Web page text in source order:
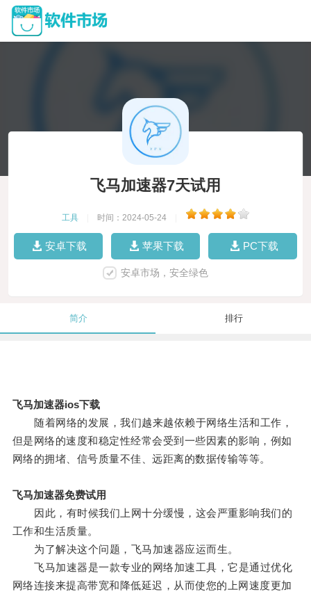
飞马加速器7天试用
工具 时间：2024-05-24
安卓下载 苹果下载 PC下载
安卓市场，安全绿色
简介 排行
飞马加速器ios下载
随着网络的发展，我们越来越依赖于网络生活和工作，
但是网络的速度和稳定性经常会受到一些因素的影响，例如
网络的拥堵、信号质量不佳、远距离的数据传输等等。
飞马加速器免费试用
因此，有时候我们上网十分缓慢，这会严重影响我们的
工作和生活质量。
为了解决这个问题，飞马加速器应运而生。
飞马加速器是一款专业的网络加速工具，它是通过优化
网络连接来提高带宽和降低延迟，从而使您的上网速度更加